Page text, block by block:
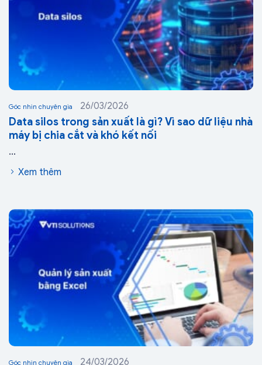
Góc nhìn chuyên gia 26/03/2026
Data silos trong sản xuất là gì? Vì sao dữ liệu nhà
máy bị chia cắt và khó kết nối
...
Xem thêm
Góc nhìn chuyên gia 24/03/2026